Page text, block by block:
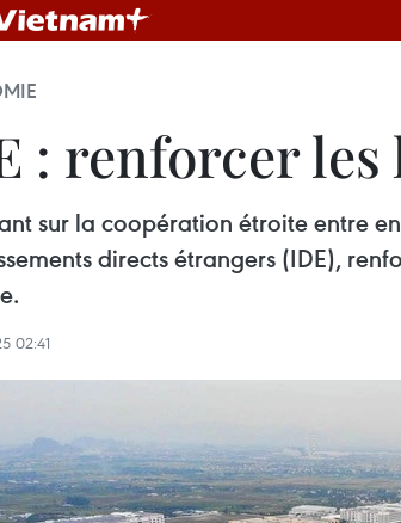
: renforcer
sur la coopération étroite entre
directs étrangers (IDE),
02:41